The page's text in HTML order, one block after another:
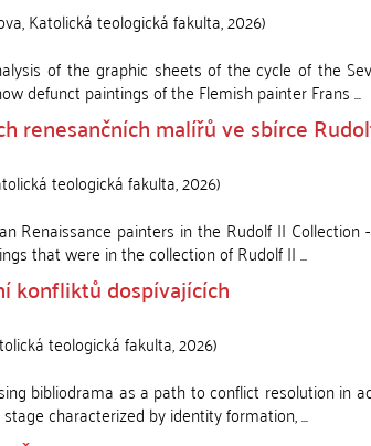
Katolická teologická fakulta,2026)
of the graphic sheets of the cycle of the
defunct paintings of the Flemish painter Frans ...
renesančních malířů ve sbírce
teologická fakulta,2026)
Renaissance painters in the Rudolf II
that were in the collection of Rudolf II ...
konfliktů dospívajících
teologická fakulta,2026)
bibliodrama as a path to conflict resolution in
characterized by identity formation, ...